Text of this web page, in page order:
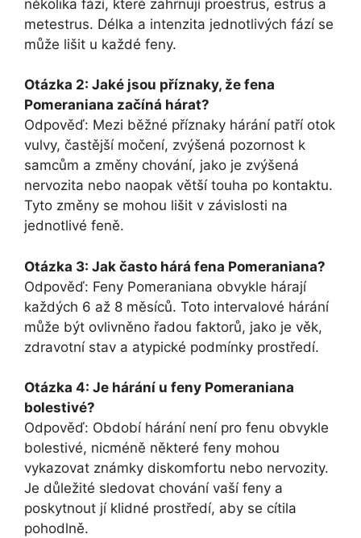
několika fází, které zahrnují proestrus, estrus a
metestrus. Délka a intenzita jednotlivých fází se
může lišit u každé feny.
Otázka 2: Jaké jsou příznaky, že fena
Pomeraniana začíná hárat?
Odpověď: Mezi běžné příznaky hárání patří otok
vulvy, častější močení, zvýšená pozornost k
samcům a změny chování, jako je zvýšená
nervozita nebo naopak větší touha po kontaktu.
Tyto změny se mohou lišit v závislosti na
jednotlivé feně.
Otázka 3: Jak často hárá fena Pomeraniana?
Odpověď: Feny Pomeraniana obvykle hárají
každých 6 až 8 měsíců. Toto intervalové hárání
může být ovlivněno řadou faktorů, jako je věk,
zdravotní stav a atypické podmínky prostředí.
Otázka 4: Je hárání u feny Pomeraniana
bolestivé?
Odpověď: Období hárání není pro fenu obvykle
bolestivé, nicméně některé feny mohou
vykazovat známky diskomfortu nebo nervozity.
Je důležité sledovat chování vaší feny a
poskytnout jí klidné prostředí, aby se cítila
pohodlně.